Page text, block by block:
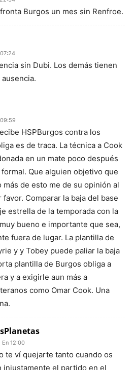
Burgos un mes sin Renfroe.
sin Dubi. Los demás tienen
HSPBurgos contra los
es de traca. La técnica a Cook
en un mate poco después
Que alguien objetivo que
más de esto me de su opinión al
Comparar la baja del base
estrella de la temporada con la
bueno e importante que sea,
fuera de lugar. La plantilla de
y y Tobey puede paliar la baja
plantilla de Burgos obliga a
y a exigirle aun más a
como Omar Cook. Una
En 12:00
te ví quejarte tanto cuando os
injustamente el partido en el